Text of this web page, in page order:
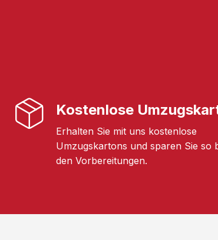
Kostenlose
Erhalten Sie mit uns kostenlose
Umzugskartons und sparen Sie so
den Vorbereitungen.